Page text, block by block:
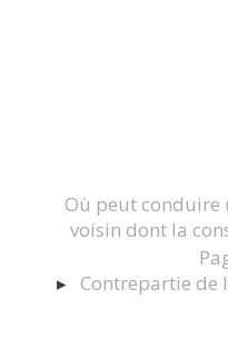
Où peut conduire
voisin dont la
Contrepartie de